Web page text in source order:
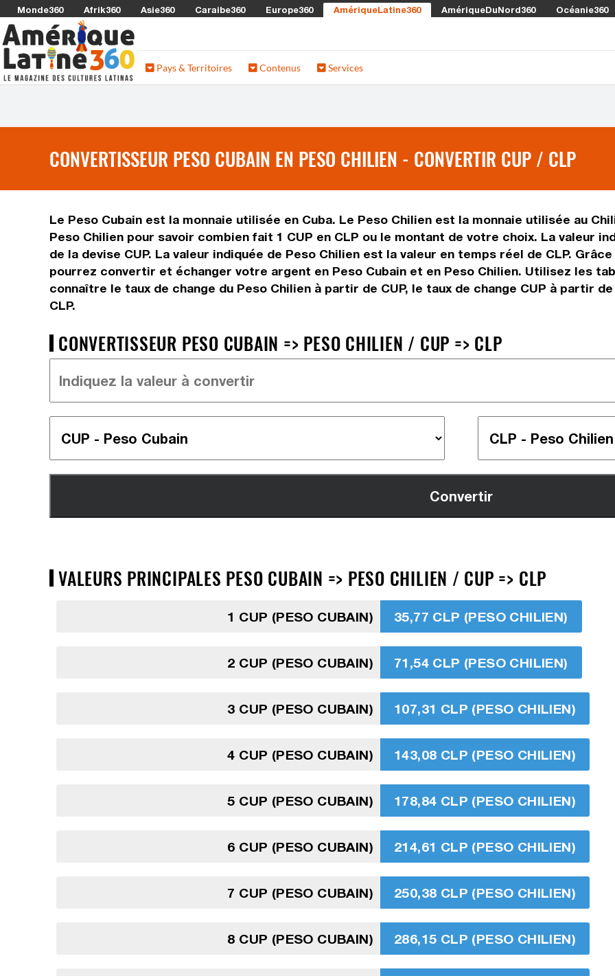
Monde360 Afrik360 Asie360 Caraibe360 Europe360 AmériqueLatine360 AmériqueDuNord360 Océanie360
Pays & Territoires Contenus Services
CONVERTISSEUR PESO CUBAIN EN PESO CHILIEN - CONVERTIR CUP / CLP
Le Peso Cubain est la monnaie utilisée en Cuba. Le Peso Chilien est la monnaie utilisée au
Peso Chilien pour savoir combien fait 1 CUP en CLP ou le montant de votre choix. La valeur
de la devise CUP. La valeur indiquée de Peso Chilien est la valeur en temps réel de CLP.
pourrez convertir et échanger votre argent en Peso Cubain et en Peso Chilien. Utilisez les
connaître le taux de change du Peso Chilien à partir de CUP, le taux de change CUP à partir
CLP.
CONVERTISSEUR PESO CUBAIN => PESO CHILIEN / CUP => CLP
VALEURS PRINCIPALES PESO CUBAIN => PESO CHILIEN / CUP => CLP
1 CUP (PESO CUBAIN) 35,77 CLP (PESO CHILIEN)
2 CUP (PESO CUBAIN) 71,54 CLP (PESO CHILIEN)
3 CUP (PESO CUBAIN) 107,31 CLP (PESO CHILIEN)
4 CUP (PESO CUBAIN) 143,08 CLP (PESO CHILIEN)
5 CUP (PESO CUBAIN) 178,84 CLP (PESO CHILIEN)
6 CUP (PESO CUBAIN) 214,61 CLP (PESO CHILIEN)
7 CUP (PESO CUBAIN) 250,38 CLP (PESO CHILIEN)
8 CUP (PESO CUBAIN) 286,15 CLP (PESO CHILIEN)